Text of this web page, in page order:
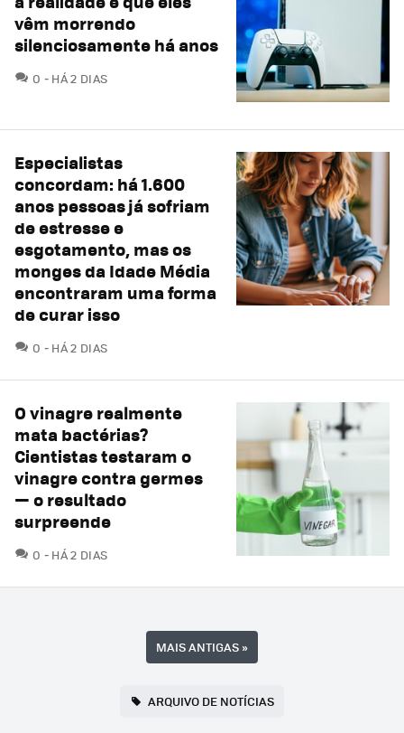
vêm morrendo
silenciosamente há anos
0 COMENTÁRIOS
HÁ 2 DIAS
Especialistas
concordam: há 1.600
anos pessoas já sofriam
de estresse e
esgotamento, mas os
monges da Idade Média
encontraram uma forma
de curar isso
0 COMENTÁRIOS
HÁ 2 DIAS
O vinagre realmente
mata bactérias?
Cientistas testaram o
vinagre contra germes
— o resultado
surpreende
0 COMENTÁRIOS
HÁ 2 DIAS
MAIS ANTIGAS»
ARQUIVO DE NOTÍCIAS